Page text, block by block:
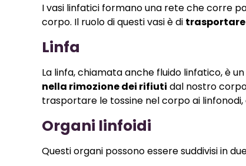
I vasi linfatici formano una rete che corre
corpo. Il ruolo di questi vasi è di
Linfa
La linfa, chiamata anche fluido linfatico, è
nella rimozione dei rifiuti dal nostro
trasportare le tossine nel corpo ai
Organi linfoidi
Questi organi possono essere suddivisi in